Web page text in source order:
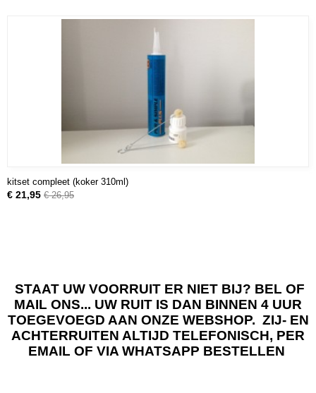
kitset compleet (koker 310ml)
€ 21,95 € 26,95
STAAT UW VOORRUIT ER NIET BIJ? BEL OF
MAIL ONS... UW RUIT IS DAN BINNEN 4 UUR
TOEGEVOEGD AAN ONZE WEBSHOP. ZIJ- EN
ACHTERRUITEN ALTIJD TELEFONISCH, PER
EMAIL OF VIA WHATSAPP BESTELLEN